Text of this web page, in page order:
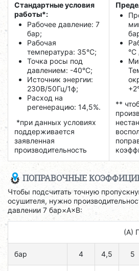
Стандартные условия
работы*:
Рабочее давление: 7
бар;
Рабочая
температура: 35°C;
Точка росы под
давлением: -40°C;
Источник энергии:
230В/50Гц/1ф;
Расход на
регенерацию: 14,5%.
*при данных условиях
поддерживается
заявленная
производительность
**
ПОПРАВОЧНЫЕ
Чтобы подсчитать точную
осушителя, нужно
давлении 7 бар×A×B:
(А)
бар 4 4,5 5